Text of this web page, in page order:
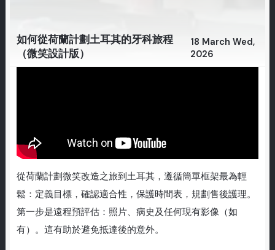
如何從荷蘭計劃土耳其的牙科旅程
（微笑設計版）
18 March Wed,
2026
從荷蘭計劃微笑改造之旅到土耳其，遵循簡單框架最為輕
鬆：定義目標，確認適合性，保護時間表，規劃售後護理。
第一步是遠程預評估：照片、病史及任何現有影像（如
有）。這有助於避免抵達後的意外。